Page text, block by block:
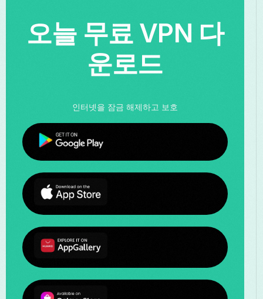
오늘 무료 VPN 다
운로드
인터넷을 잠금 해제하고 보호